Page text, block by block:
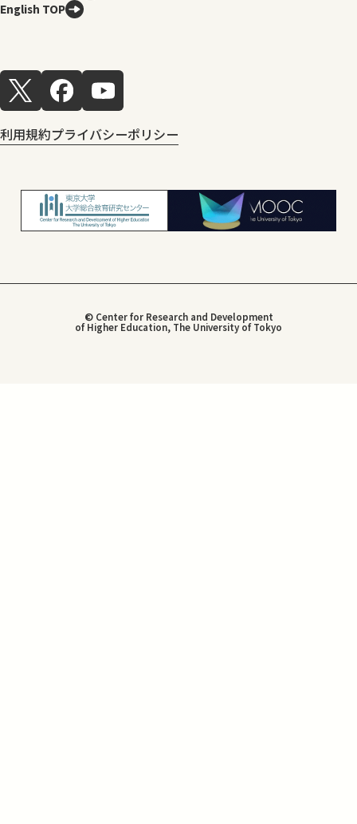
English TOP
利用規約プライバシーポリシー
© Center for Research and Development
of Higher Education, The University of Tokyo